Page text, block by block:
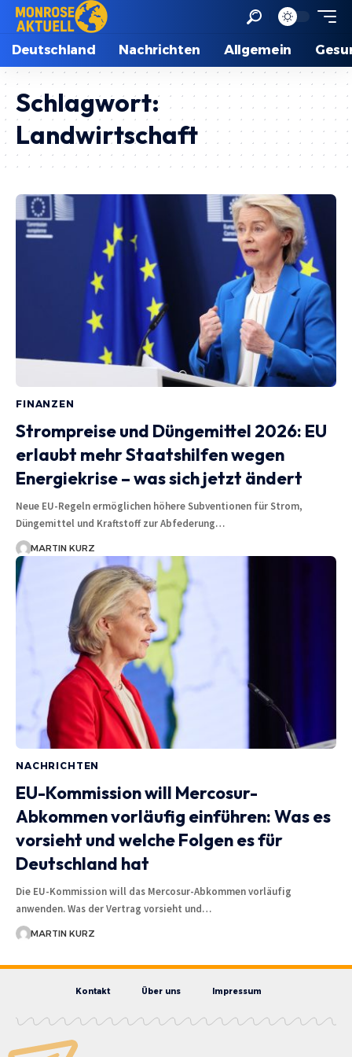
Deutschland Nachrichten Allgemein
Schlagwort:
Landwirtschaft
FINANZEN
Strompreise und Düngemittel 2026: EU
erlaubt mehr Staatshilfen wegen
Energiekrise – was sich jetzt ändert
Neue EU-Regeln ermöglichen höhere Subventionen für Strom,
Düngemittel und Kraftstoff zur Abfederung…
MARTIN KURZ
NACHRICHTEN
EU-Kommission will Mercosur-
Abkommen vorläufig einführen: Was es
vorsieht und welche Folgen es für
Deutschland hat
Die EU-Kommission will das Mercosur-Abkommen vorläufig
anwenden. Was der Vertrag vorsieht und…
MARTIN KURZ
Kontakt Über uns Impressum